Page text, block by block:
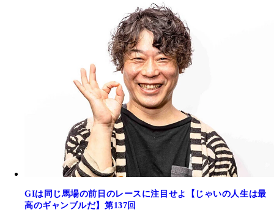
GIは同じ馬場の前日のレースに注目せよ【じゃいの人生は最
高のギャンブルだ】第137回